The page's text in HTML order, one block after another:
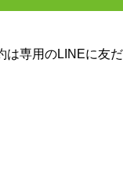
は専用のLINEに友